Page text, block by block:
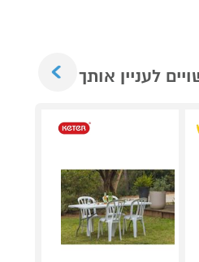
לעניין אותך